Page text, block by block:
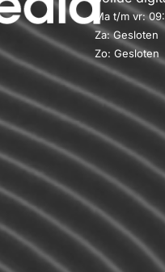
Ma t/m vr:
Za: Gesloten
Zo: Gesloten